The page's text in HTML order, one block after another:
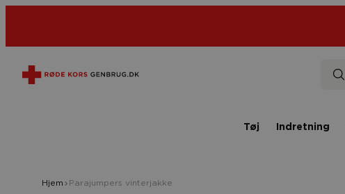
Tøj Indretning
Hjem Parajumpers vinterjakke